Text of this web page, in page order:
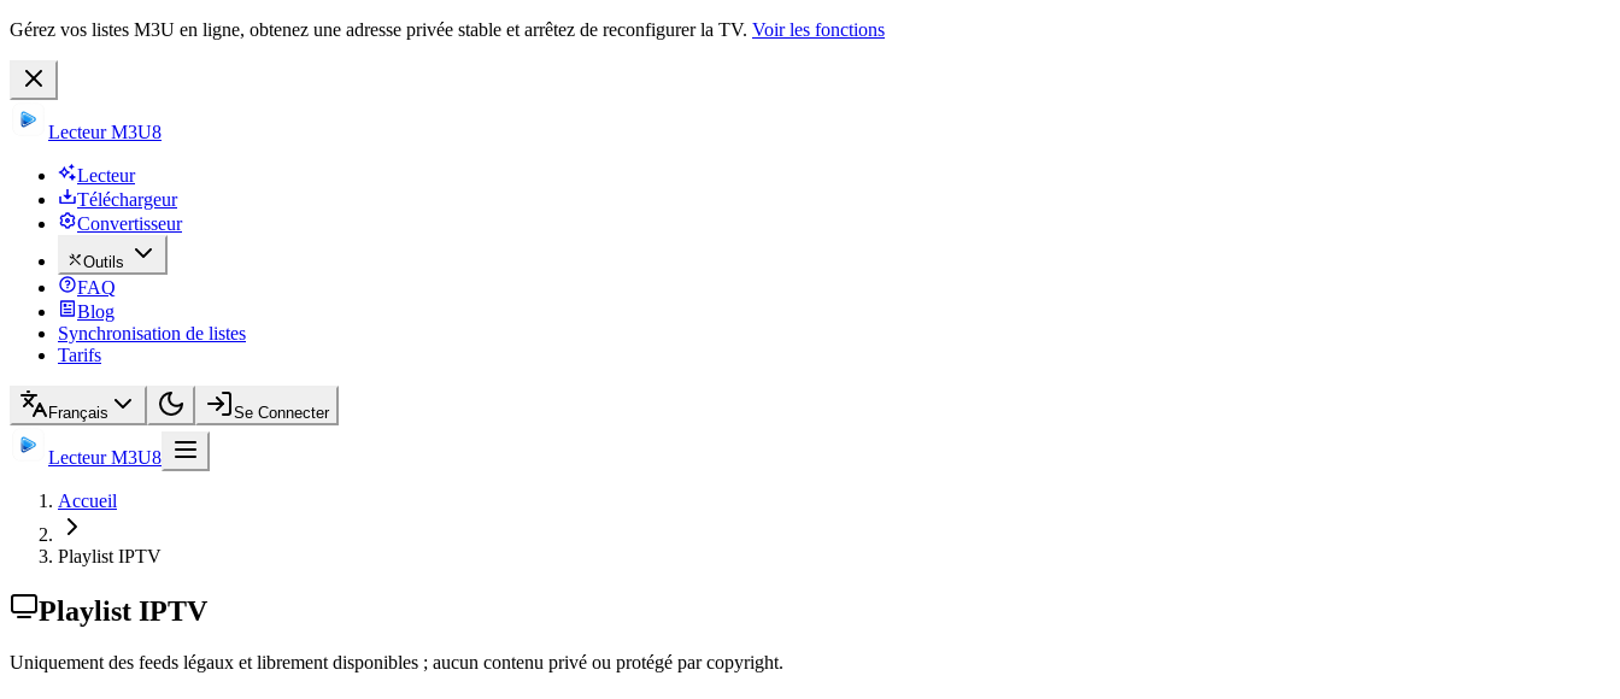
Gérez vos listes M3U en ligne, obtenez une adresse privée stable et arrêtez de reconfigurer la TV. Voir les fonctions
Lecteur M3U8
Lecteur
Téléchargeur
Convertisseur
Outils
FAQ
Blog
Synchronisation de listes
Tarifs
Français Se Connecter
Lecteur M3U8
Accueil
Playlist IPTV
Playlist IPTV
Uniquement des feeds légaux et librement disponibles ; aucun contenu privé ou protégé par copyright.